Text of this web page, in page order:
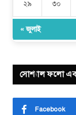
২৯ ৩০
« জুলাই
সোশ্যাল ফলো
Facebook